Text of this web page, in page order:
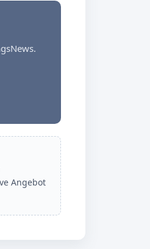
Angebot